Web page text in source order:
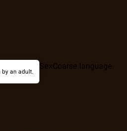
by an adult. SexCoarse language